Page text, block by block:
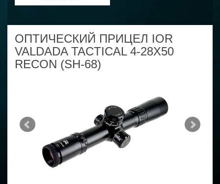
ОПТИЧЕСКИЙ ПРИЦЕЛ IOR
VALDADA TACTICAL 4-28X50
RECON (SH-68)